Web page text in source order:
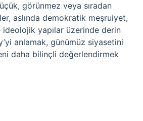
görünmez veya sıradan
aslında demokratik meşruiyet,
ideolojik yapılar üzerinde derin
anlamak, günümüz siyasetini
daha bilinçli değerlendirmek